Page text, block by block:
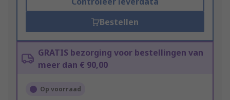
Bestellen
GRATIS bezorging voor bestellingen van
meer dan € 90,00
Op voorraad